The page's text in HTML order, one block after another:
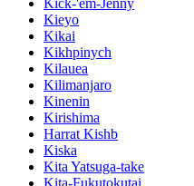
Kieyo
Kikai
Kikhpinych
Kilauea
Kilimanjaro
Kinenin
Kirishima
Harrat Kishb
Kiska
Kita Yatsuga-take
Kita-Fukutokutai